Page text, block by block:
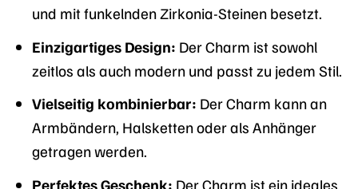
und mit funkelnden Zirkonia-Steinen besetzt.
Einzigartiges Design: Der Charm ist sowohl
zeitlos als auch modern und passt zu jedem Stil.
Vielseitig kombinierbar: Der Charm kann an
Armbändern, Halsketten oder als Anhänger
getragen werden.
Perfektes Geschenk: Der Charm ist ein ideales